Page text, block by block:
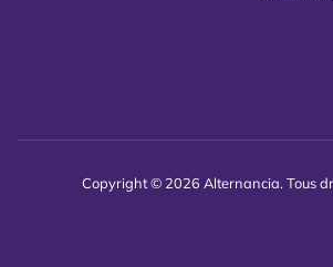
Copyright © 2026 Alternancia. Tous